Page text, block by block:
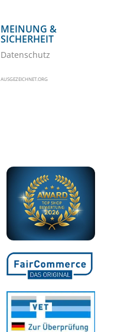
MEINUNG &
SICHERHEIT
Datenschutz
AUSGEZEICHNET.ORG